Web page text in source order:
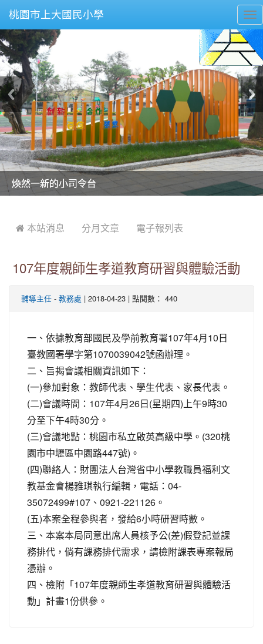
桃園市上大國民小學
美麗的操場是我們活力的來源
美麗的操場是我們活力的來源
煥然一新的小司令台
煥然一新的小司令台
富含桃園埤塘田園風光意象的中廊
富含桃園埤塘田園風光意象的中廊
嶄新的中庭廣場
嶄新的中庭廣場
水生池生生不息
水生池生生不息
 本站消息 分月文章 電子報列表
107年度親師生孝道教育研習與體驗活動
輔導主任 - 教務處 | 2018-04-23 | 點閱數： 440
一、依據教育部國民及學前教育署107年4月10日
臺教國署學字第1070039042號函辦理。
二、旨揭會議相關資訊如下：
(一)參加對象：教師代表、學生代表、家長代表。
(二)會議時間：107年4月26日(星期四)上午9時30
分至下午4時30分。
(三)會議地點：桃園市私立啟英高級中學。(320桃
園市中壢區中園路447號)。
(四)聯絡人：財團法人台灣省中小學教職員福利文
教基金會楊雅琪執行編輯，電話：04-
35072499#107、0921-221126。
(五)本案全程參與者，發給6小時研習時數。
三、本案本局同意出席人員核予公(差)假登記並課
務排代，倘有課務排代需求，請檢附課表專案報局
憑辦。
四、檢附「107年度親師生孝道教育研習與體驗活
動」計畫1份供參。